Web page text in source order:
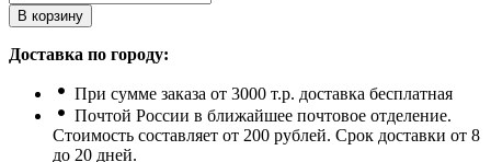
В корзину
Доставка по городу:
При сумме заказа от 3000 т.р. доставка бесплатная
Почтой России в ближайшее почтовое отделение.
Стоимость составляет от 200 рублей. Срок доставки от 8
до 20 дней.